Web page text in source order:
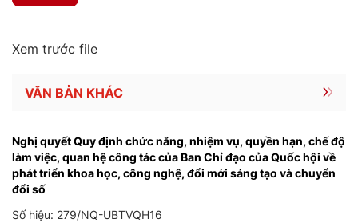
Xem trước file
VĂN BẢN KHÁC
Nghị quyết Quy định chức năng, nhiệm vụ, quyền hạn, chế độ
làm việc, quan hệ công tác của Ban Chỉ đạo của Quốc hội về
phát triển khoa học, công nghệ, đổi mới sáng tạo và chuyển
đổi số
Số hiệu: 279/NQ-UBTVQH16